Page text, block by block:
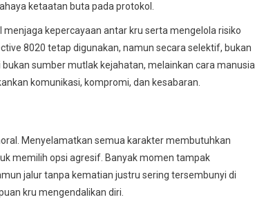
ketaatan buta pada protokol.
kepercayaan antar kru serta mengelola risiko
8020 tetap digunakan, namun secara selektif, bukan
sumber mutlak kejahatan, melainkan cara manusia
komunikasi, kompromi, dan kesabaran.
Menyelamatkan semua karakter membutuhkan
memilih opsi agresif. Banyak momen tampak
jalur tanpa kematian justru sering tersembunyi di
kru mengendalikan diri.